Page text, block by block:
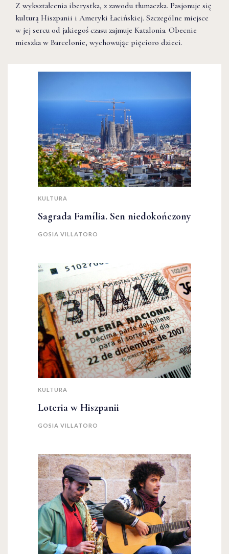
Z wykształcenia iberystka, z zawodu tłumaczka. Pasjonuje się
kulturą Hiszpanii i Ameryki Łacińskiej. Szczególne miejsce
w jej sercu od jakiegoś czasu zajmuje Katalonia. Obecnie
mieszka w Barcelonie, wychowując pięcioro dzieci.
KULTURA
Sagrada Família. Sen niedokończony
GOSIA VILLATORO
KULTURA
Loteria w Hiszpanii
GOSIA VILLATORO